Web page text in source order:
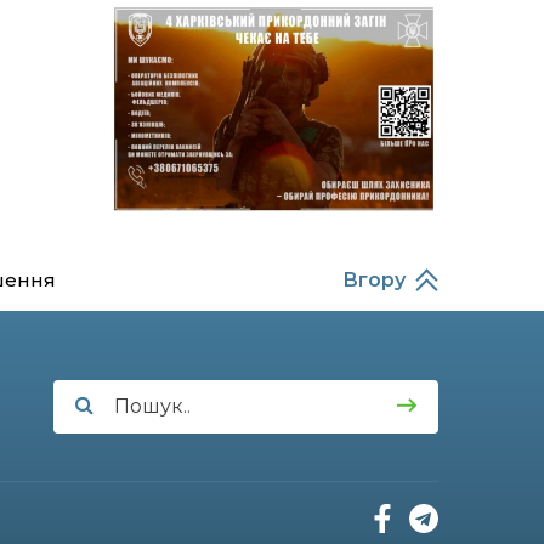
14:37
21 лип
Захищав кордон до
останнього подиху:
пам’яті полеглого
прикордонника
Олександра Кичаня
(ВІДЕО)
11:28
Від штанги до «крил»: як
спорт і характер
перемогу на Донеччині
Вгору